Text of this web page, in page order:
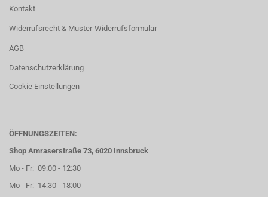
Kontakt
Widerrufsrecht & Muster-Widerrufsformular
AGB
Datenschutzerklärung
Cookie Einstellungen
ÖFFNUNGSZEITEN:
Shop Amraserstraße 73, 6020 Innsbruck
Mo - Fr: 09:00 - 12:30
Mo - Fr: 14:30 - 18:00